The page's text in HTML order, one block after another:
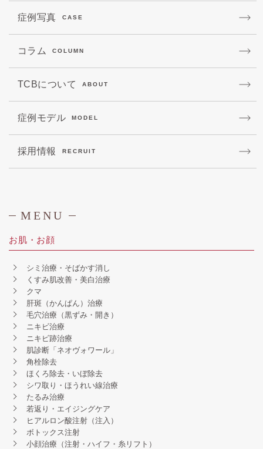
症例写真 CASE
コラム COLUMN
TCBについて ABOUT
症例モデル MODEL
採用情報 RECRUIT
MENU
お肌・お顔
シミ治療・そばかす消し
くすみ肌改善・美白治療
クマ
肝斑（かんぱん）治療
毛穴治療（黒ずみ・開き）
ニキビ治療
ニキビ跡治療
肌診断「ネオヴォワール」
角栓除去
ほくろ除去・いぼ除去
シワ取り・ほうれい線治療
たるみ治療
若返り・エイジングケア
ヒアルロン酸注射（注入）
ボトックス注射
小顔治療（注射・ハイフ・糸リフト）